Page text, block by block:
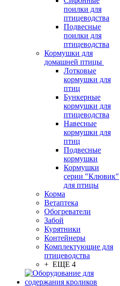
поилки для
птицеводства
Подвесные
поилки для
птицеводства
Кормушки для
домашней птицы
Лотковые
кормушки для
птиц
Бункерные
кормушки для
птицеводства
Навесные
кормушки для
птиц
Подвесные
кормушки
Кормушки
серии "Клювик"
для птицы
Корма
Ветаптека
Обогреватели
Забой
Курятники
Контейнеры
Комплектующие для
птицеводства
+ ЕЩЕ 4